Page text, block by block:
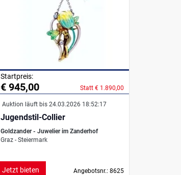
Startpreis:
€ 945,00 Statt € 1.890,00
Auktion läuft bis 24.03.2026 18:52:17
Jugendstil-Collier
Goldzander - Juwelier im Zanderhof
Graz - Steiermark
Angebotsnr.: 8625
Jetzt bieten